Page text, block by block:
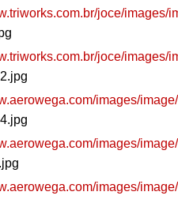
joce/images/
joce/images/
images/
images/
images/